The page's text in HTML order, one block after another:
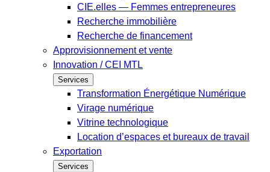
CIE.elles — Femmes entrepreneures
Recherche immobilière
Recherche de financement
Approvisionnement et vente
Innovation / CEI MTL
Services
Transformation Énergétique Numérique
Virage numérique
Vitrine technologique
Location d’espaces et bureaux de travail
Exportation
Services